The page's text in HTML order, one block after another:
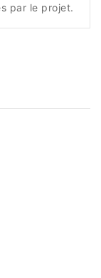
par le projet.